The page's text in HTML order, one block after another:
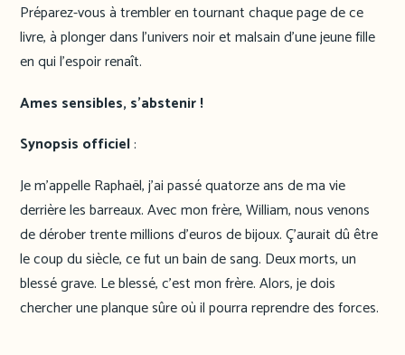
Préparez-vous à trembler en tournant chaque page de ce
livre, à plonger dans l’univers noir et malsain d’une jeune fille
en qui l’espoir renaît.
Ames sensibles, s’abstenir !
Synopsis officiel:
Je m’appelle Raphaël, j’ai passé quatorze ans de ma vie
derrière les barreaux. Avec mon frère, William, nous venons
de dérober trente millions d’euros de bijoux. Ç’aurait dû être
le coup du siècle, ce fut un bain de sang. Deux morts, un
blessé grave. Le blessé, c’est mon frère. Alors, je dois
chercher une planque sûre où il pourra reprendre des forces.